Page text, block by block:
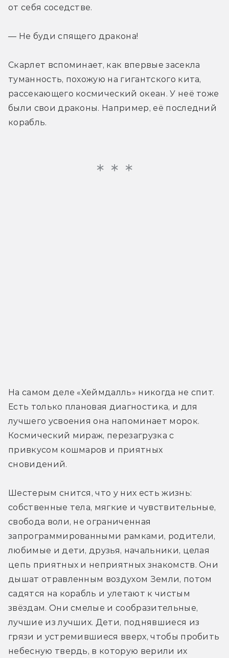
от себя соседстве.
— Не буди спящего дракона!
Скарлет вспоминает, как впервые засекла
туманность, похожую на гигантского кита,
рассекающего космический океан. У неё тоже
были свои драконы. Например, её последний
корабль.
На самом деле «Хеймдалль» никогда не спит.
Есть только плановая диагностика, и для
лучшего усвоения она напоминает морок.
Космический мираж, перезагрузка с
привкусом кошмаров и приятных
сновидений.
Шестерым снится, что у них есть жизнь:
собственные тела, мягкие и чувствительные,
свобода воли, не ограниченная
запрограммированными рамками, родители,
любимые и дети, друзья, начальники, целая
цепь приятных и неприятных знакомств. Они
дышат отравленным воздухом Земли, потом
садятся на корабль и улетают к чистым
звёздам. Они смелые и сообразительные,
лучшие из лучших. Дети, поднявшиеся из
грязи и устремившиеся вверх, чтобы пробить
небесную твердь, в которую верили их